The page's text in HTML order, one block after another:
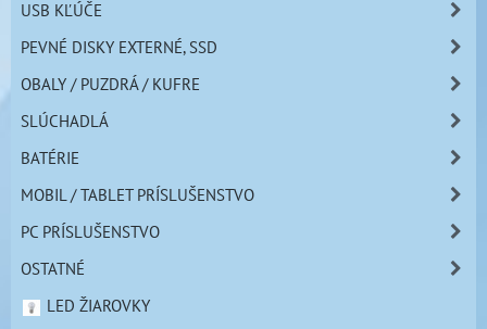
USB KĽÚČE
PEVNÉ DISKY EXTERNÉ, SSD
OBALY / PUZDRÁ / KUFRE
SLÚCHADLÁ
BATÉRIE
MOBIL / TABLET PRÍSLUŠENSTVO
PC PRÍSLUŠENSTVO
OSTATNÉ
LED ŽIAROVKY